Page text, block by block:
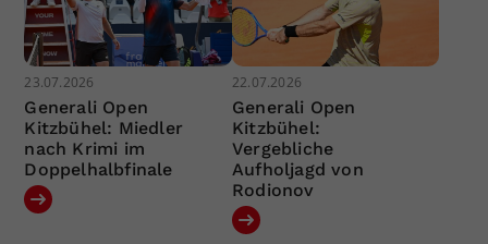
23.07.2026
Generali Open
Kitzbühel: Miedler
nach Krimi im
Doppelhalbfinale
22.07.2026
Generali Open
Kitzbühel:
Vergebliche
Aufholjagd von
Rodionov